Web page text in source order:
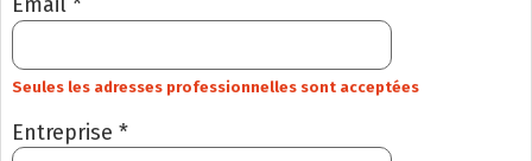
Seules les adresses professionnelles sont acceptées
Entreprise *